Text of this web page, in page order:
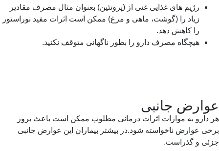
رژیم هاى غذایى غنى از (پروتئین) بعنوان مثال مصرف مقادیر
زیاد را (گوشت، ماهى و مرغ) ممکن است اثرات مفید نوراستور
را کاهش دهد.
هیچگاه مصرف دارو را بطور ناگهانى متوقف نکنید.
جانبی
دارو به موازات اثرات درمانى مطلوب ممکن است باعث بروز
عوارض ناخواسته شود.در بیشتر بیماران این عوارض جانبى
و گذراست.